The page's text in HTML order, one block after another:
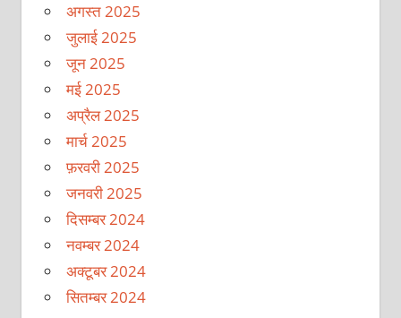
अगस्त 2025
जुलाई 2025
जून 2025
मई 2025
अप्रैल 2025
मार्च 2025
फ़रवरी 2025
जनवरी 2025
दिसम्बर 2024
नवम्बर 2024
अक्टूबर 2024
सितम्बर 2024